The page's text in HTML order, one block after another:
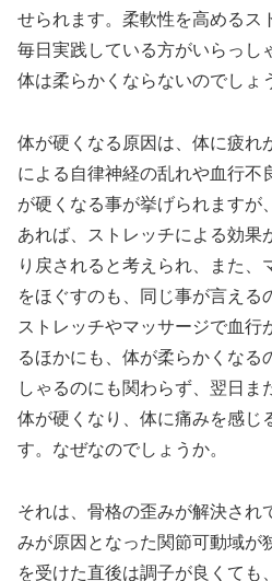
せられます。柔軟性を高めるス
毎日実践している方がいらっし
体は柔らかくならないのでしょ
体が硬くなる原因は、体に疲れ
による自律神経の乱れや血行不
が硬くなる事が挙げられますが
あれば、ストレッチによる効果
り戻されると考えられ、また、
をほぐすのも、同じ事が言える
ストレッチやマッサージで血行
るほかにも、体が柔らかくなる
しゃるのにも関わらず、翌日ま
体が硬くなり、体に痛みを感じ
す。なぜなのでしょうか。
それは、骨格の歪みが解決され
みが原因となった関節可動域が
を受けた直後は調子が良くても